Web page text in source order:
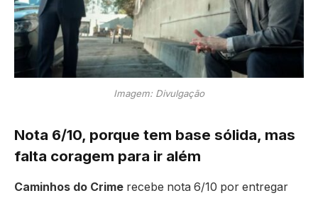
Imagem: Divulgação
Nota 6/10, porque tem base sólida, mas
falta coragem para ir além
Caminhos do Crime recebe nota 6/10 por entregar